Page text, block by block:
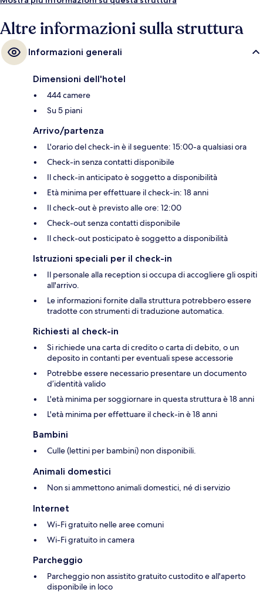
Altre informazioni sulla struttura
Informazioni generali
Dimensioni dell'hotel
444 camere
Su 5 piani
Arrivo/partenza
L'orario del check-in è il seguente: 15:00-a qualsiasi ora
Check-in senza contatti disponibile
Il check-in anticipato è soggetto a disponibilità
Età minima per effettuare il check-in: 18 anni
Il check-out è previsto alle ore: 12:00
Check-out senza contatti disponibile
Il check-out posticipato è soggetto a disponibilità
Istruzioni speciali per il check-in
Il personale alla reception si occupa di accogliere gli ospiti
all'arrivo.
Le informazioni fornite dalla struttura potrebbero essere
tradotte con strumenti di traduzione automatica.
Richiesti al check-in
Si richiede una carta di credito o carta di debito, o un
deposito in contanti per eventuali spese accessorie
Potrebbe essere necessario presentare un documento
d’identità valido
L'età minima per soggiornare in questa struttura è 18 anni
L'età minima per effettuare il check-in è 18 anni
Bambini
Culle (lettini per bambini) non disponibili.
Animali domestici
Non si ammettono animali domestici, né di servizio
Internet
Wi-Fi gratuito nelle aree comuni
Wi-Fi gratuito in camera
Parcheggio
Parcheggio non assistito gratuito custodito e all'aperto
disponibile in loco